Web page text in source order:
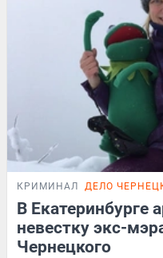
КРИМИНАЛ ДЕЛО
В Екатеринбурге
невестку экс-
Чернецкого